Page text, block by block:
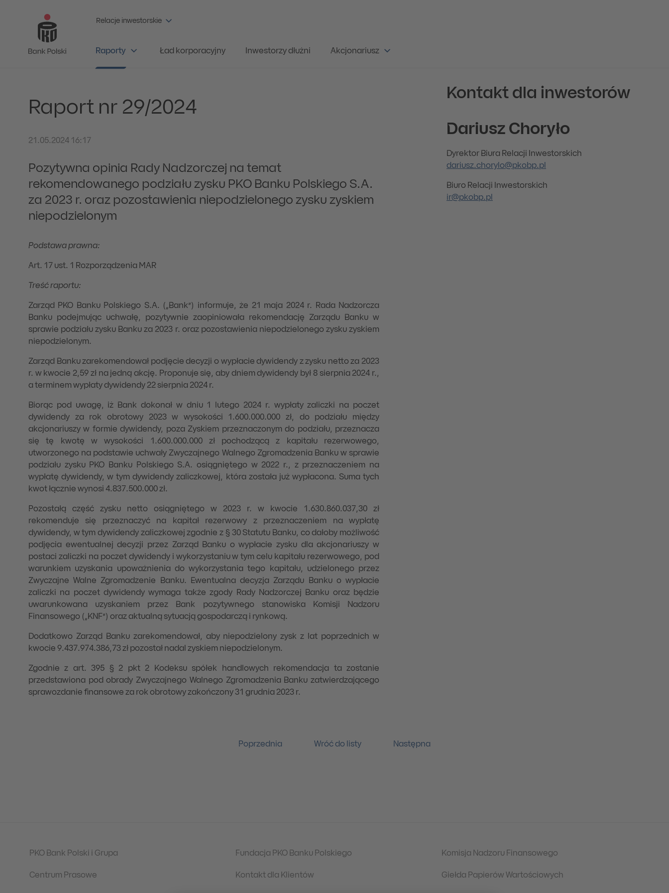
Relacje inwestorskie
Raporty Ład korporacyjny Inwestorzy dłużni Akcjonariusz
Raport nr 29/2024
21.05.2024 16:17
Pozytywna opinia Rady Nadzorczej na temat
rekomendowanego podziału zysku PKO Banku Polskiego S.A.
za 2023 r. oraz pozostawienia niepodzielonego zysku zyskiem
niepodzielonym
Podstawa prawna:
Art. 17 ust. 1 Rozporządzenia MAR
Treść raportu:
Zarząd PKO Banku Polskiego S.A. („Bank”) informuje, że 21 maja 2024 r. Rada Nadzorcza
Banku podejmując uchwałę, pozytywnie zaopiniowała rekomendację Zarządu Banku w
sprawie podziału zysku Banku za 2023 r. oraz pozostawienia niepodzielonego zysku zyskiem
niepodzielonym.
Zarząd Banku zarekomendował podjęcie decyzji o wypłacie dywidendy z zysku netto za 2023
r. w kwocie 2,59 zł na jedną akcję. Proponuje się, aby dniem dywidendy był 8 sierpnia 2024 r.,
a terminem wypłaty dywidendy 22 sierpnia 2024 r.
Biorąc pod uwagę, iż Bank dokonał w dniu 1 lutego 2024 r. wypłaty zaliczki na poczet
dywidendy za rok obrotowy 2023 w wysokości 1.600.000.000 zł, do podziału między
akcjonariuszy w formie dywidendy, poza Zyskiem przeznaczonym do podziału, przeznacza
się tę kwotę w wysokości 1.600.000.000 zł pochodzącą z kapitału rezerwowego,
utworzonego na podstawie uchwały Zwyczajnego Walnego Zgromadzenia Banku w sprawie
podziału zysku PKO Banku Polskiego S.A. osiągniętego w 2022 r., z przeznaczeniem na
wypłatę dywidendy, w tym dywidendy zaliczkowej, która została już wypłacona. Suma tych
kwot łącznie wynosi 4.837.500.000 zł.
Pozostałą część zysku netto osiągniętego w 2023 r. w kwocie 1.630.860.037,30 zł
rekomenduje się przeznaczyć na kapitał rezerwowy z przeznaczeniem na wypłatę
dywidendy, w tym dywidendy zaliczkowej zgodnie z § 30 Statutu Banku, co dałoby możliwość
podjęcia ewentualnej decyzji przez Zarząd Banku o wypłacie zysku dla akcjonariuszy w
postaci zaliczki na poczet dywidendy i wykorzystaniu w tym celu kapitału rezerwowego, pod
warunkiem uzyskania upoważnienia do wykorzystania tego kapitału, udzielonego przez
Zwyczajne Walne Zgromadzenie Banku. Ewentualna decyzja Zarządu Banku o wypłacie
zaliczki na poczet dywidendy wymaga także zgody Rady Nadzorczej Banku oraz będzie
uwarunkowana uzyskaniem przez Bank pozytywnego stanowiska Komisji Nadzoru
Finansowego („KNF”) oraz aktualną sytuacją gospodarczą i rynkową.
Dodatkowo Zarząd Banku zarekomendował, aby niepodzielony zysk z lat poprzednich w
kwocie 9.437.974.386,73 zł pozostał nadal zyskiem niepodzielonym.
Zgodnie z art. 395 § 2 pkt 2 Kodeksu spółek handlowych rekomendacja ta zostanie
przedstawiona pod obrady Zwyczajnego Walnego Zgromadzenia Banku zatwierdzającego
sprawozdanie finansowe za rok obrotowy zakończony 31 grudnia 2023 r.
Kontakt dla inwestorów
Dariusz Choryło
Dyrektor Biura Relacji Inwestorskich
dariusz.chorylo@pkobp.pl
Biuro Relacji Inwestorskich
ir@pkobp.pl
Poprzednia Wróć do listy Następna
PKO Bank Polski i Grupa
Centrum Prasowe
Fundacja PKO Banku Polskiego
Kontakt dla Klientów
Komisja Nadzoru Finansowego
Giełda Papierów Wartościowych